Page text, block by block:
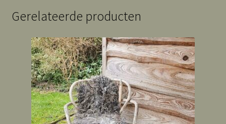
Gerelateerde producten